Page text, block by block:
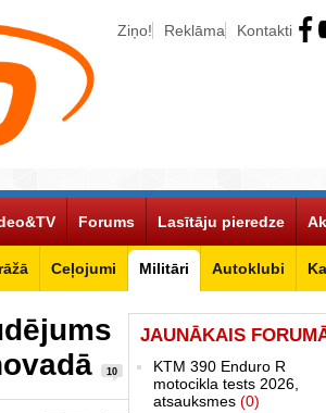
Ziņo! Reklāma Kontakti
Ceļojumi Militāri Autoklubi
Forums Lasītāju pieredze
10
JAUNĀKAIS
KTM 390 Enduro R
motocikla tests 2026,
atsauksmes (0)